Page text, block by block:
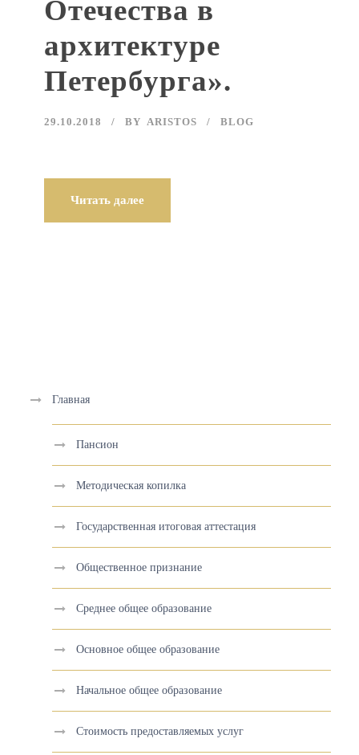
Отечества в
архитектуре
Петербурга».
29.10.2018 BY ARISTOS BLOG
Читать далее
Главная
Пансион
Методическая копилка
Государственная итоговая аттестация
Общественное признание
Среднее общее образование
Основное общее образование
Начальное общее образование
Стоимость предоставляемых услуг